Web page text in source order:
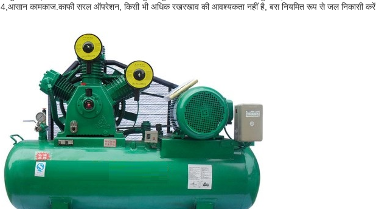
4, आसान कामकाज .काफी सरल ऑपरेशन, किसी भी अधिक रखरखाव की आवश्यकता नहीं है, बस नियमित रूप से जल निकासी करें